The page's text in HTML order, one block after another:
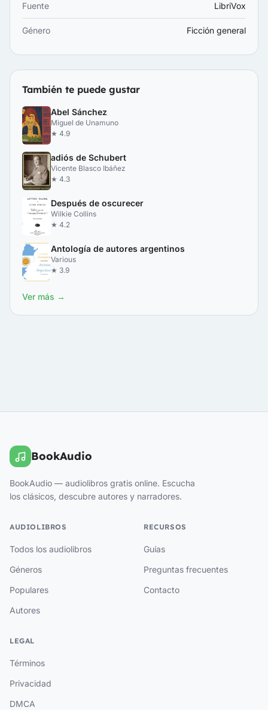
Fuente LibriVox
Género Ficción general
También te puede gustar
Abel Sánchez
Miguel de Unamuno
★ 4.9
adiós de Schubert
Vicente Blasco Ibáñez
★ 4.3
Después de oscurecer
Wilkie Collins
★ 4.2
Antología de autores argentinos
Various
★ 3.9
Ver más →
BookAudio
BookAudio — audiolibros gratis online. Escucha
los clásicos, descubre autores y narradores.
AUDIOLIBROS
Todos los audiolibros
Géneros
Populares
Autores
RECURSOS
Guías
Preguntas frecuentes
Contacto
LEGAL
Términos
Privacidad
DMCA